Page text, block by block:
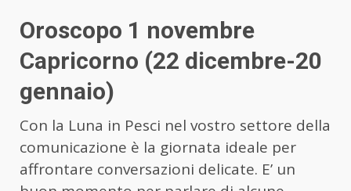
Oroscopo 1 novembre
Capricorno (22 dicembre-20
gennaio)
Con la Luna in Pesci nel vostro settore della
comunicazione è la giornata ideale per
affrontare conversazioni delicate. E’ un